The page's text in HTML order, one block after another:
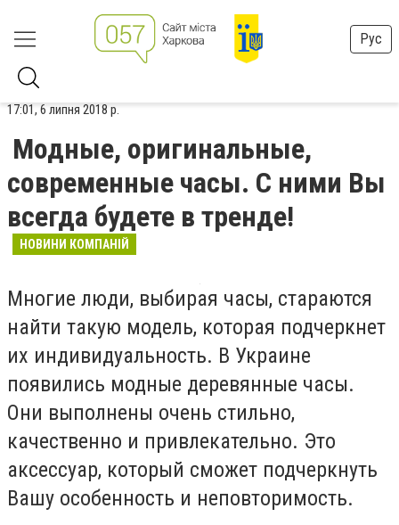
Рус
17:01, 6 липня 2018 р.
Модные, оригинальные,
современные часы. С ними Вы
всегда будете в тренде!
НОВИНИ КОМПАНІЙ
Многие люди, выбирая часы, стараются
найти такую модель, которая подчеркнет
их индивидуальность. В Украине
появились модные деревянные часы.
Они выполнены очень стильно,
качественно и привлекательно. Это
аксессуар, который сможет подчеркнуть
Вашу особенность и неповторимость.